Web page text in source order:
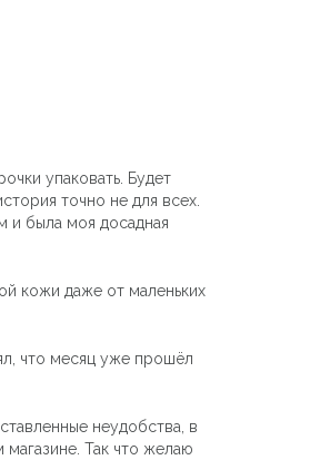
упаковать. Будет
точно не для всех.
и была моя досадная
кожи даже от маленьких
что месяц уже прошёл
неудобства, в
магазине. Так что желаю